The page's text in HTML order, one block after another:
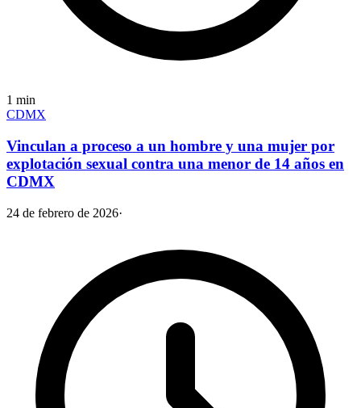
1 min
CDMX
Vinculan a proceso a un hombre y una mujer por
explotación sexual contra una menor de 14 años en
CDMX
24 de febrero de 2026·